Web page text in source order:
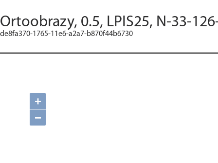
Ortoobrazy, 0.5, LPIS25, N-33-
de8fa370-1765-11e6-a2a7-b870f44b6730
+
−